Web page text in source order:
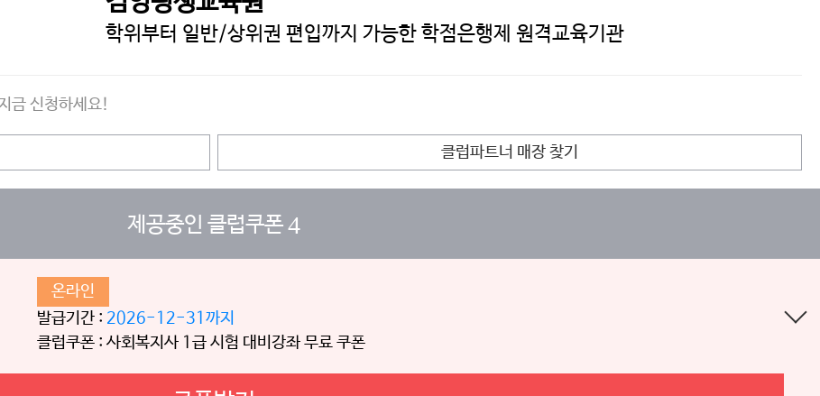
학위부터 일반/상위권 편입까지 가능한 학점은행제 원격교육기관
금 신청하세요!
클럽파트너 매장 찾기
제공중인 클럽쿠폰4
온라인
발급기간 : 2026-12-31까지
클럽쿠폰 : 사회복지사 1급 시험 대비강좌 무료 쿠폰